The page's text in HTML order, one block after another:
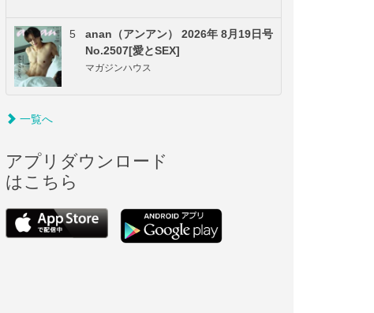
5
anan（アンアン） 2026年 8月19日号
No.2507[愛とSEX]
マガジンハウス
一覧へ
アプリダウンロード
はこちら